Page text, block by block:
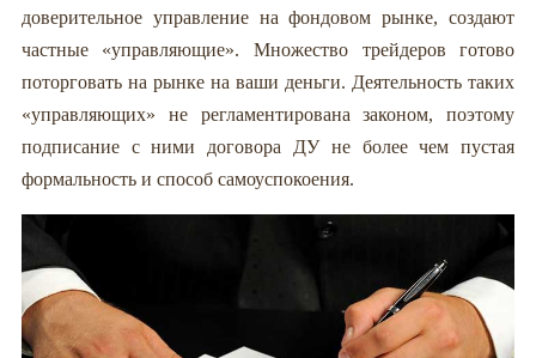
доверительное управление на фондовом рынке, создают
частные «управляющие». Множество трейдеров готово
поторговать на рынке на ваши деньги. Деятельность таких
«управляющих» не регламентирована законом, поэтому
подписание с ними договора ДУ не более чем пустая
формальность и способ самоуспокоения.